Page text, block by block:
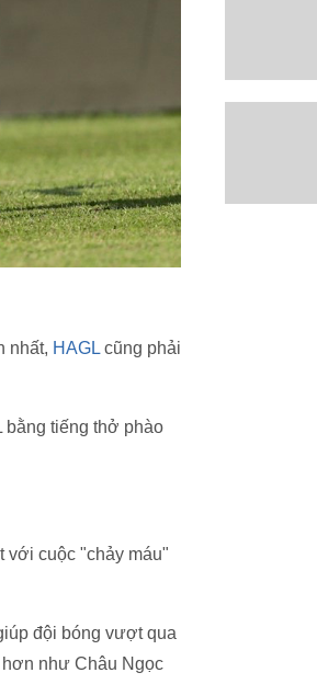
nhất, HAGL cũng phải
bằng tiếng thở phào
với cuộc "chảy máu"
đội bóng vượt qua
như Châu Ngọc